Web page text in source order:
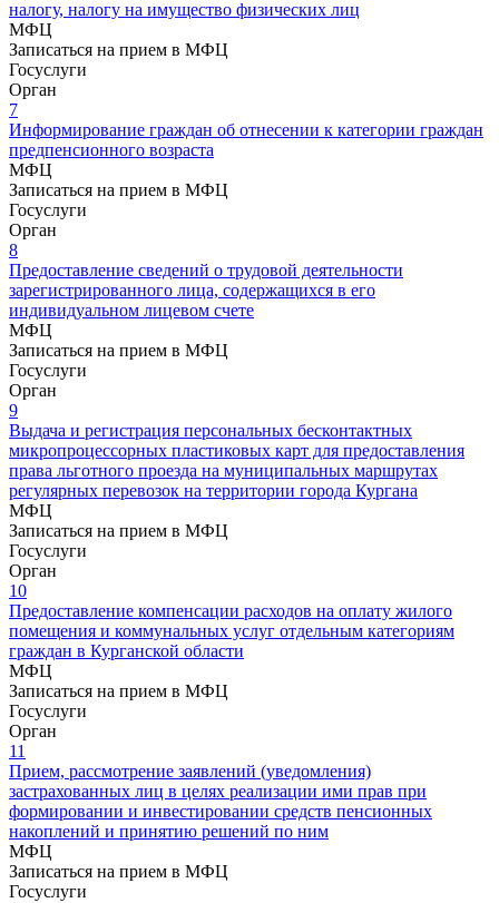
налогу, налогу на имущество физических лиц
МФЦ
Записаться на прием в МФЦ
Госуслуги
Орган
7
Информирование граждан об отнесении к категории граждан
предпенсионного возраста
МФЦ
Записаться на прием в МФЦ
Госуслуги
Орган
8
Предоставление сведений о трудовой деятельности
зарегистрированного лица, содержащихся в его
индивидуальном лицевом счете
МФЦ
Записаться на прием в МФЦ
Госуслуги
Орган
9
Выдача и регистрация персональных бесконтактных
микропроцессорных пластиковых карт для предоставления
права льготного проезда на муниципальных маршрутах
регулярных перевозок на территории города Кургана
МФЦ
Записаться на прием в МФЦ
Госуслуги
Орган
10
Предоставление компенсации расходов на оплату жилого
помещения и коммунальных услуг отдельным категориям
граждан в Курганской области
МФЦ
Записаться на прием в МФЦ
Госуслуги
Орган
11
Прием, рассмотрение заявлений (уведомления)
застрахованных лиц в целях реализации ими прав при
формировании и инвестировании средств пенсионных
накоплений и принятию решений по ним
МФЦ
Записаться на прием в МФЦ
Госуслуги